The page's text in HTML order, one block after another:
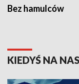
Bez hamulców
KIEDYŚ NA